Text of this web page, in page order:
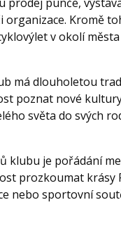
Kromě
v okolí
má dlouholetou
poznat nové
světa do svých
klubu je pořádání
prozkoumat
nebo sportovní